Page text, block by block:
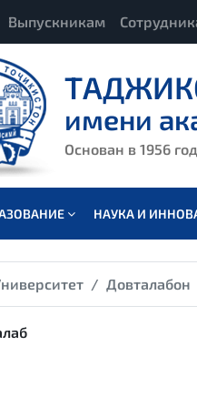
Выпускникам
имени
Основан в 1956
НАУКА И
Довталабон